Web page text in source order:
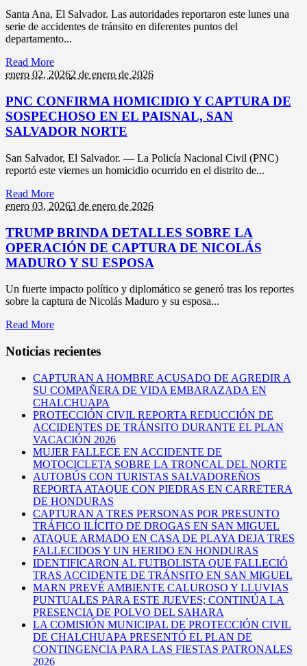
Santa Ana, El Salvador. Las autoridades reportaron este lunes una
serie de accidentes de tránsito en diferentes puntos del
departamento...
Read More
enero 02, 20262 de enero de 2026
PNC CONFIRMA HOMICIDIO Y CAPTURA DE
SOSPECHOSO EN EL PAISNAL, SAN
SALVADOR NORTE
San Salvador, El Salvador. — La Policía Nacional Civil (PNC)
reportó este viernes un homicidio ocurrido en el distrito de...
Read More
enero 03, 20263 de enero de 2026
TRUMP BRINDA DETALLES SOBRE LA
OPERACIÓN DE CAPTURA DE NICOLÁS
MADURO Y SU ESPOSA
Un fuerte impacto político y diplomático se generó tras los reportes
sobre la captura de Nicolás Maduro y su esposa...
Read More
Noticias recientes
CAPTURAN A HOMBRE ACUSADO DE AGREDIR A
SU COMPAÑERA DE VIDA EMBARAZADA EN
CHALCHUAPA
PROTECCIÓN CIVIL REPORTA REDUCCIÓN DE
ACCIDENTES DE TRÁNSITO DURANTE EL PLAN
VACACIÓN 2026
MUJER FALLECE EN ACCIDENTE DE
MOTOCICLETA SOBRE LA TRONCAL DEL NORTE
AUTOBÚS CON TURISTAS SALVADOREÑOS
REPORTA ATAQUE CON PIEDRAS EN CARRETERA
DE HONDURAS
CAPTURAN A TRES PERSONAS POR PRESUNTO
TRÁFICO ILÍCITO DE DROGAS EN SAN MIGUEL
ATAQUE ARMADO EN CASA DE PLAYA DEJA TRES
FALLECIDOS Y UN HERIDO EN HONDURAS
IDENTIFICARON AL FUTBOLISTA QUE FALLECIÓ
TRAS ACCIDENTE DE TRÁNSITO EN SAN MIGUEL
MARN PREVÉ AMBIENTE CALUROSO Y LLUVIAS
PUNTUALES PARA ESTE JUEVES; CONTINÚA LA
PRESENCIA DE POLVO DEL SAHARA
LA COMISIÓN MUNICIPAL DE PROTECCIÓN CIVIL
DE CHALCHUAPA PRESENTÓ EL PLAN DE
CONTINGENCIA PARA LAS FIESTAS PATRONALES
2026